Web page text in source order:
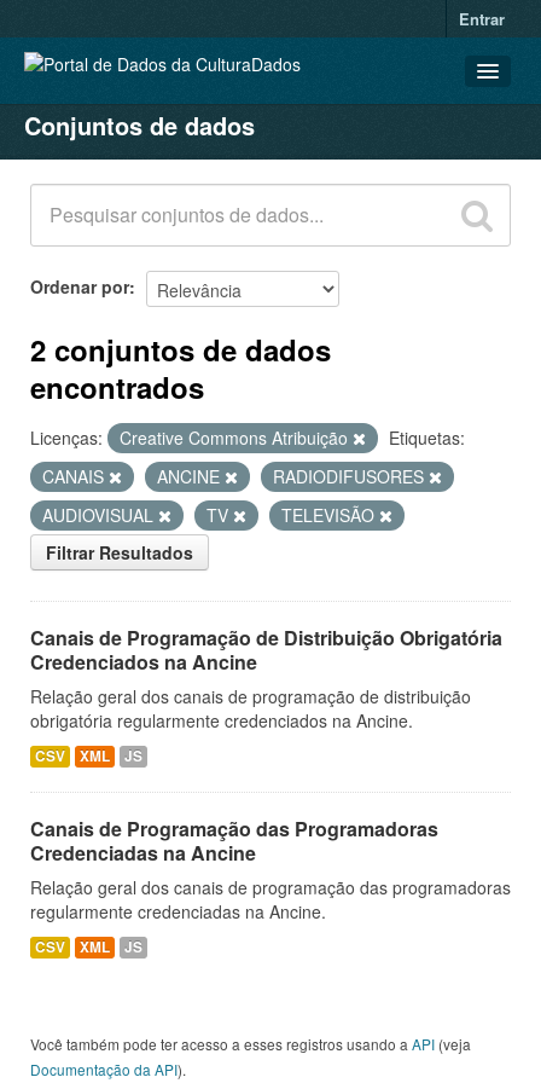
Entrar
CONJUNTOS DE DADOS
ORGANIZAÇÕES
GRUPOS
SOBRE
Conjuntos de dados
Ordenar por
2 conjuntos de dados
encontrados
Licenças: Creative Commons Atribuição
Etiquetas:
CANAIS
ANCINE
RADIODIFUSORES
AUDIOVISUAL
TV
TELEVISÃO
Filtrar Resultados
Canais de Programação de Distribuição Obrigatória
Credenciados na Ancine
Relação geral dos canais de programação de distribuição
obrigatória regularmente credenciados na Ancine.
CSV XML JS
Canais de Programação das Programadoras
Credenciadas na Ancine
Relação geral dos canais de programação das programadoras
regularmente credenciadas na Ancine.
CSV XML JS
Você também pode ter acesso a esses registros usando a API (veja
Documentação da API).